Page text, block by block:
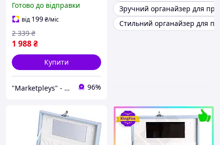
органайзер 24×17×18 см
Велюр дзеркало
Готово до відправки
від 199₴/міс
1 988₴
2 339 ₴
Купити
"Marketpleys" - перетворюйте свої бажання на реальність на нашому маркетплейсі! 96%
Зручний органайзер для
Стильний органайзер для